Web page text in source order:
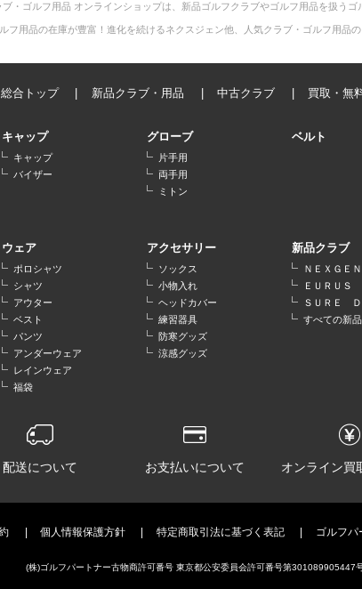
・ゴルフ用品 オンラインショップは、新品ゴルフクラブやゴルフ用品を扱うゴ
フ用品の在庫が豊富！進化を続けるネクスジェン他、人気クラブ・ゴルフ用品
総合トップ 新品クラブ・用品 中古クラブ 買取・無
キャップ
キャップ
バイザー
グローブ
片手用
両手用
ミトン
ベルト
ウェア
ポロシャツ
シャツ
アウター
ベスト
パンツ
アンダーウェア
レインウェア
福袋
アクセサリー
ソックス
小物入れ
ヘッドカバー
練習器具
防寒グッズ
涼感グッズ
新品クラブ
ＮＥＸＧＥＮ
ＥＵＲＵＳ
ＳＵＲＥ Ｄ
すべての新
配送について お支払いについて オンライン買
個人情報保護方針 特定商取引法に基づく表記 ゴルフパ
(株)ゴルフパートナー古物商許可番号 東京都公安委員会許可番号第301089905447